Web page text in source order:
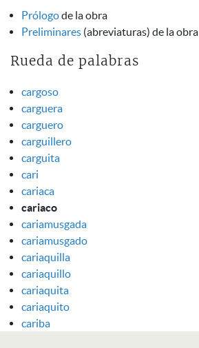
Prólogode la obra
Preliminares (abreviaturas) de la obra
Rueda de palabras
cargoso
carguera
carguero
carguillero
carguita
cari
cariaca
cariaco
cariamusgada
cariamusgado
cariaquilla
cariaquillo
cariaquita
cariaquito
cariba